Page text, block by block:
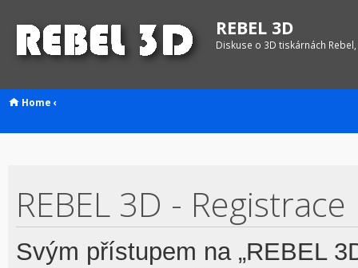
REBEL 3D
Diskuse o 3D tiskárnách
Home ‹
REBEL 3D - Registrace
Svým přístupem na „REBEL